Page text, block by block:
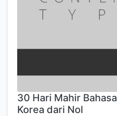
30 Hari Mahir Bahasa
Korea dari Nol